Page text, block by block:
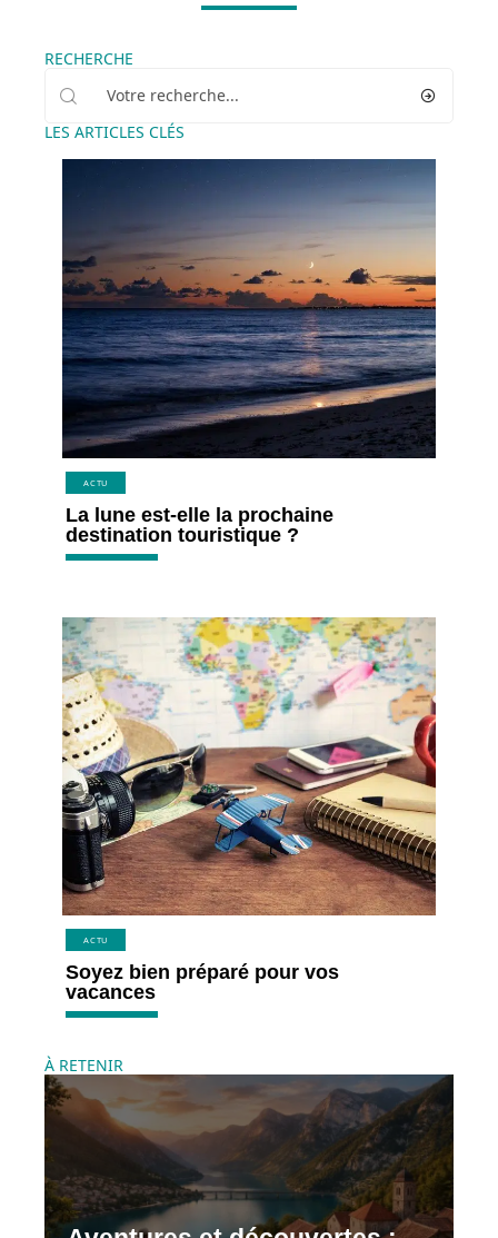
RECHERCHE
LES ARTICLES CLÉS
ACTU
La lune est-elle la prochaine
destination touristique ?
ACTU
Soyez bien préparé pour vos
vacances
À RETENIR